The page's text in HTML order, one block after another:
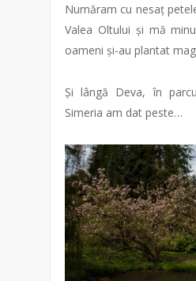
Număram cu nesaț
Valea Oltului și mă
oameni și-au plantat
Și lângă Deva, în
Simeria am dat peste…